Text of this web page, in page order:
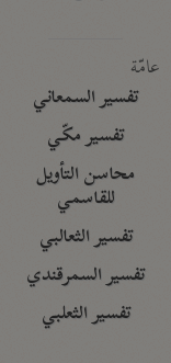
عامّة
تفسير السمعاني
تفسير مكّي
محاسن التأويل
للقاسمي
تفسير الثعالبي
تفسير السمرقندي
تفسير الثعلبي